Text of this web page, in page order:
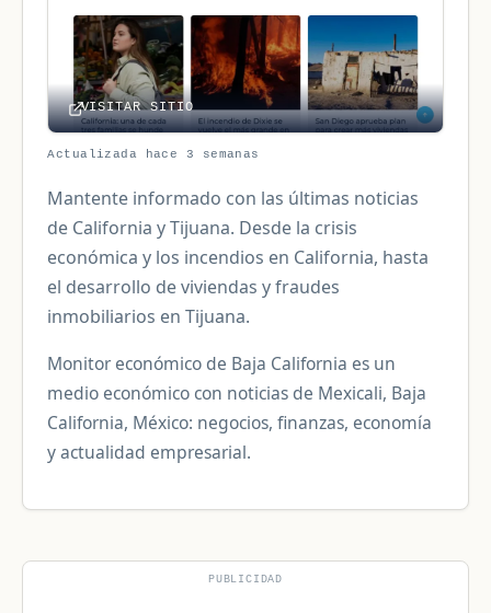
VISITAR SITIO
Actualizada hace 3 semanas
Mantente informado con las últimas noticias
de California y Tijuana. Desde la crisis
económica y los incendios en California, hasta
el desarrollo de viviendas y fraudes
inmobiliarios en Tijuana.
Monitor económico de Baja California es un
medio económico con noticias de Mexicali, Baja
California, México: negocios, finanzas, economía
y actualidad empresarial.
PUBLICIDAD